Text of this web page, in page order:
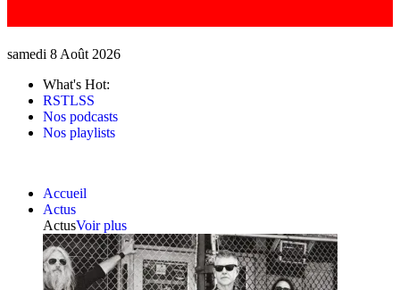
samedi 8 Août 2026
What's Hot:
RSTLSS
Nos podcasts
Nos playlists
Accueil
Actus
ActusVoir plus